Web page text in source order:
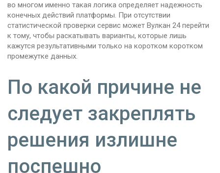
во многом именно такая логика определяет надежность
конечных действий платформы. При отсутствии
статистической проверки сервис может Вулкан 24 перейти
к тому, чтобы раскатывать варианты, которые лишь
кажутся результативными только на коротком коротком
промежутке данных.
По какой причине не
следует закреплять
решения излишне
поспешно